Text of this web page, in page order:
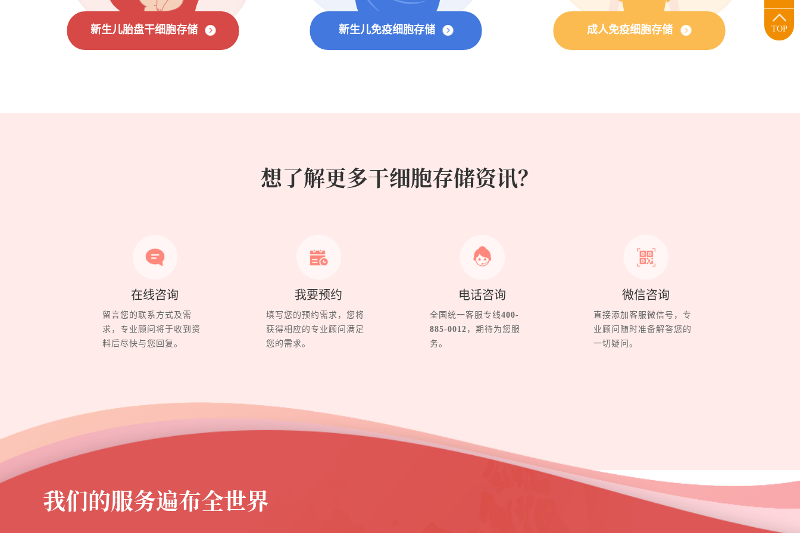
新生儿胎盘干细胞存储 新生儿免疫细胞存储 成人免疫细胞存储
想了解更多干细胞存储资讯？
在线咨询
留言您的联系方式及需
求，专业顾问将于收到资
料后尽快与您回复。
我要预约
填写您的预约需求，您将
获得相应的专业顾问满足
您的需求。
电话咨询
全国统一客服专线400-
885-0012 ，期待为您服
务。
微信咨询
直接添加客服微信号，专
业顾问随时准备解答您的
一切疑问。
我们的服务遍布全世界
TOP